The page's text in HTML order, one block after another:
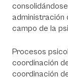
administración
campo de la
Procesos
coordinación
coordinación